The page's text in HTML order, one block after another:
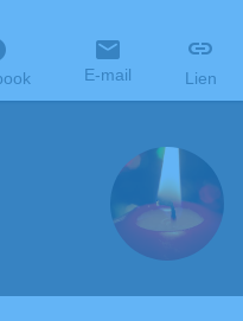
E-mail Lien